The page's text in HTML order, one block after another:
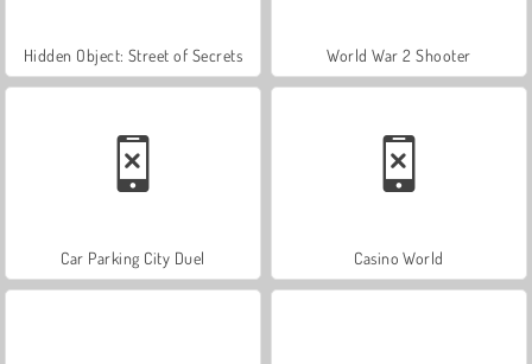
Hidden Object: Street of Secrets World War 2 Shooter
Car Parking City Duel Casino World